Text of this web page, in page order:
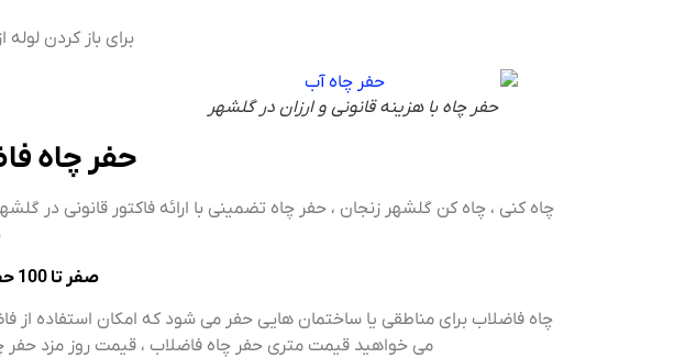
برای باز کردن لوله از
حفر چاه با هزینه قانونی و ارزان در گلشهر
حفر چاه
چاه کنی ، چاه کن گلشهر زنجان ، حفر چاه تضمینی با ارائه فاکتور قانونی در
صفر تا 100 حفر چاه فاضلاب در گلشهر زنجان :
چاه فاضلاب برای مناطقی یا ساختمان هایی حفر می شود که امکان استفاده از
می خواهید قیمت متری حفر چاه فاضلاب ، قیمت روز مزد حفر